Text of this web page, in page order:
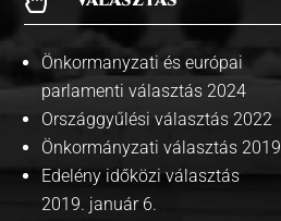
Önkormanyzati és európai
parlamenti választás 2024
Országgyűlési választás 2022
Önkormányzati választás 2019
Edelény időközi választás
2019. január 6.